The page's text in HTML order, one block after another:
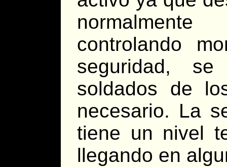
controlando
seguridad,
soldados de
necesario. La
tiene un nivel
llegando en